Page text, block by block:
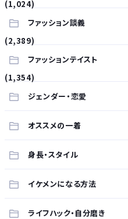
(1,024)
ファッション談義
(2,389)
ファッションテイスト
(1,354)
ジェンダー・恋愛
オススメの一着
身長・スタイル
イケメンになる方法
ライフハック・自分磨き